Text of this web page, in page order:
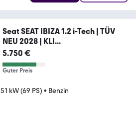
Seat SEAT IBIZA 1.2 i-Tech | TÜV
NEU 2028 | KLI...
5.750 €
Guter Preis
51 kW (69 PS) • Benzin